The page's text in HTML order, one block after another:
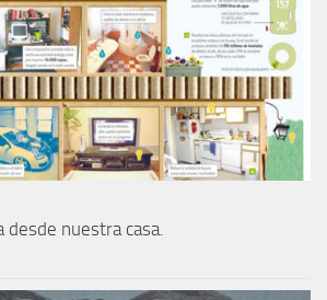
desde nuestra casa.